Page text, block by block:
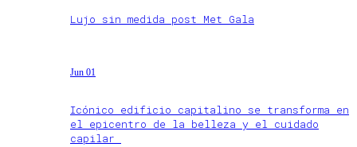
Lujo sin medida post Met Gala
Jun 01
Icónico edificio capitalino se transforma en
el epicentro de la belleza y el cuidado
capilar